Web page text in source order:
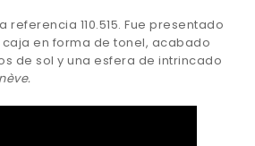
referencia 110.515. Fue presentado
caja en forma de tonel, acabado
de sol y una esfera de intrincado